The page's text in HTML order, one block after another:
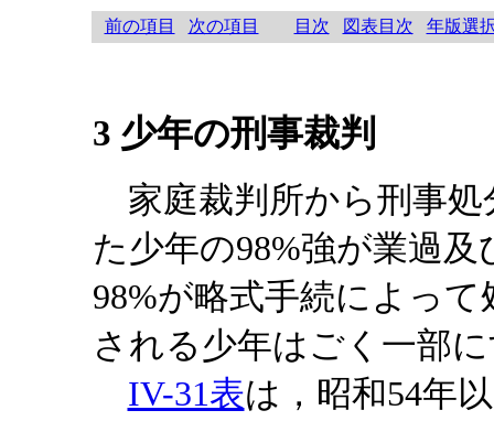
前の項目 次の項目 目次 図表目次 年版選
3 少年の刑事裁判
家庭裁判所から刑事処
た少年の98%強が業過
98%が略式手続によっ
される少年はごく一部
IV-31表は，昭和54年